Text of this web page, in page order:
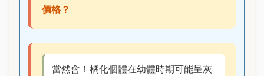
價格？
當然會！橘化個體在幼體時期可能呈灰